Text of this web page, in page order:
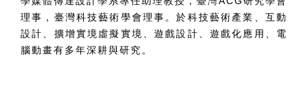
理事，臺灣科技藝術學會理事。於科技藝術產業、互動
設計、擴增實境虛擬實境、遊戲設計、遊戲化應用、電
腦動畫有多年深耕與研究。